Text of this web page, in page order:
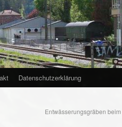
Datenschutzerklärung
Entwässerungsgräben